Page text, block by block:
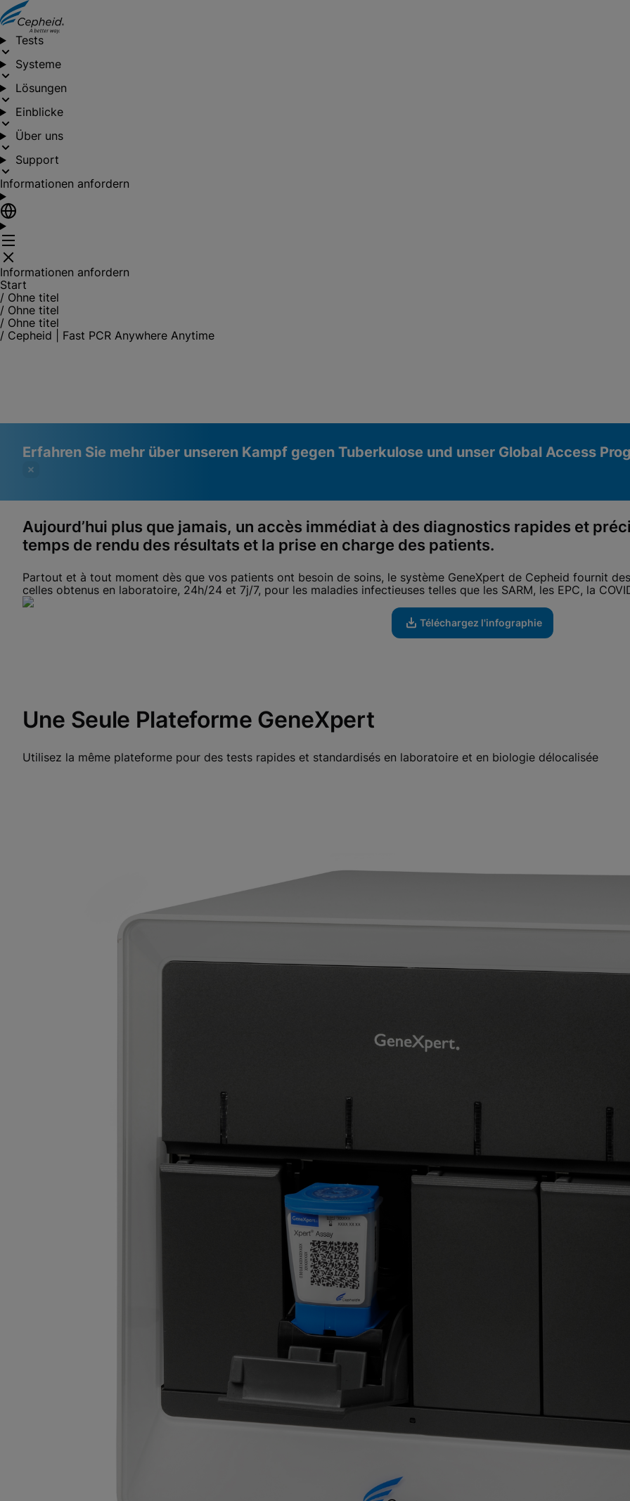
Tests
Systeme
Lösungen
Einblicke
Über uns
Support
Informationen anfordern
Informationen anfordern
Start
/ Ohne titel
/ Ohne titel
/ Ohne titel
/ Cepheid | Fast PCR Anywhere Anytime
Erfahren Sie mehr über unseren Kampf gegen Tuberkulose und unser Global Access
Videos erfordern, dass funktionale
Bitte beachten Sie:Das Aktivieren funktionaler Cookies
aktualisiert diese Einstellungen für alle Cookies
Funktionale Cookies aktiviert
Datenschutzrichtlinie anzeigen
Aujourd’hui plus que jamais, un accès immédiat à des diagnostics rapides et
temps de rendu des résultats et la prise en charge des patients.
Partout et à tout moment dès que vos patients ont besoin de soins, le système GeneXpert de Cepheid fournit
celles obtenus en laboratoire, 24h/24 et 7j/7, pour les maladies infectieuses telles que les SARM, les EPC, la
Téléchargez l'infographie
Une Seule Plateforme GeneXpert
Utilisez la même plateforme pour des tests rapides et standardisés en laboratoire et en biologie délocalisée